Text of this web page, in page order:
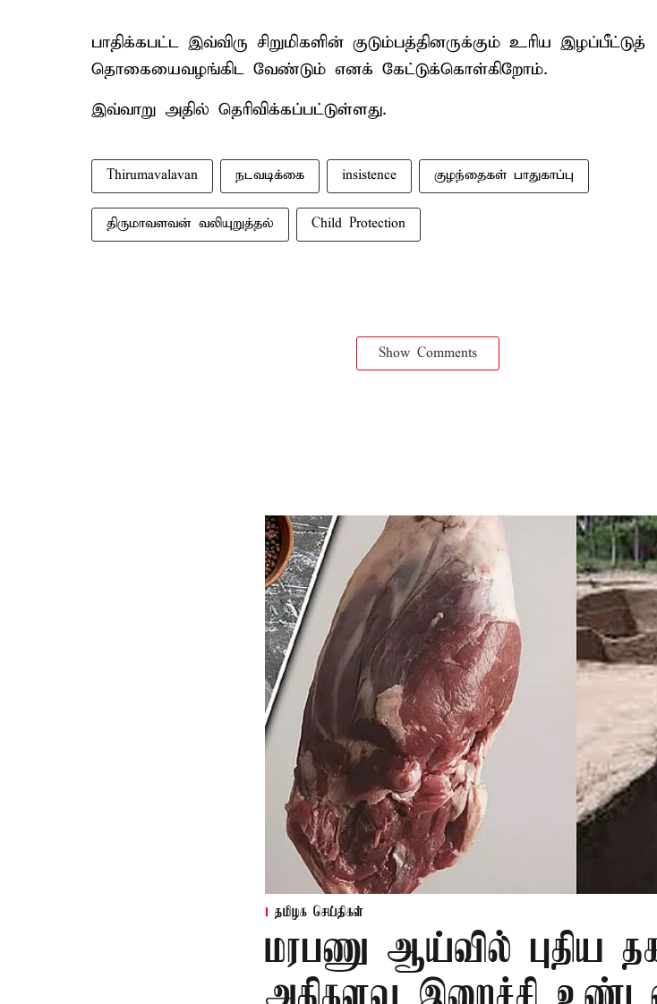
பாதிக்கபட்ட இவ்விரு சிறுமிகளின் குடும்பத்தினருக்கும் உரிய இழப்பீட்டுத்
தொகையைவழங்கிட வேண்டும் எனக் கேட்டுக்கொள்கிறோம்.
இவ்வாறு அதில் தெரிவிக்கப்பட்டுள்ளது.
Thirumavalavan நடவடிக்கை insistence குழந்தைகள் பாதுகாப்பு
திருமாவளவன் வலியுறுத்தல் Child Protection
Show Comments
தமிழக செய்திகள்
மரபணு ஆய்வில் புதிய